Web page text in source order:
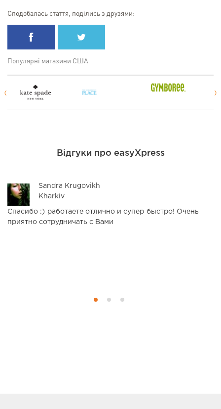
Сподобалась стаття, поділись з друзями:
Популярні магазини США
Відгуки про easyXpress
Sandra Krugovikh
Kharkiv
Спасибо :) работаете отлично и супер быстро! Очень
приятно сотрудничать с Вами